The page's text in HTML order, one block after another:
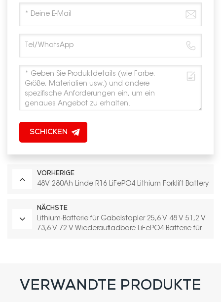
SCHICKEN
VORHERIGE
48V 280Ah Linde R16 LiFePO4 Lithium Forklift Battery
NÄCHSTE
Lithium-Batterie für Gabelstapler 25,6 V 48 V 51,2 V
73,6 V 72 V Wiederaufladbare LiFePO4-Batterie für
VERWANDTE PRODUKTE